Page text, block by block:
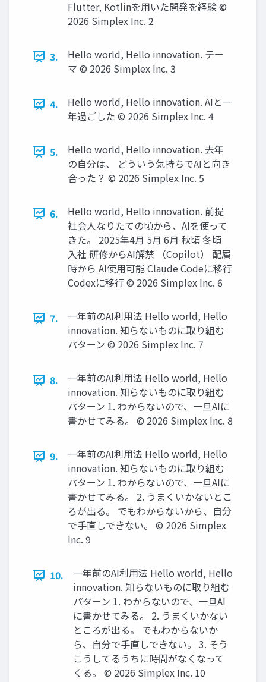
Flutter, Kotlinを用いた開発を経験 ©️
2026 Simplex Inc. 2
3.
Hello world, Hello innovation. テー
マ ©️ 2026 Simplex Inc. 3
4.
Hello world, Hello innovation. AIと一
年過ごした ©️ 2026 Simplex Inc. 4
5.
Hello world, Hello innovation. 去年
の自分は、 どういう気持ちでAIと向き
合った？ ©️ 2026 Simplex Inc. 5
6.
Hello world, Hello innovation. 前提
社会人なりたての頃から、AIを使って
きた。 2025年4月 5月 6月 秋頃 冬頃
入社 研修からAI解禁 （Copilot） 配属
時から AI使用可能 Claude Codeに移行
Codexに移行 ©️ 2026 Simplex Inc. 6
7.
一年前のAI利用法 Hello world, Hello
innovation. 知らないものに取り組む
パターン ©️ 2026 Simplex Inc. 7
8.
一年前のAI利用法 Hello world, Hello
innovation. 知らないものに取り組む
パターン 1. わからないので、一旦AIに
書かせてみる。 ©️ 2026 Simplex Inc. 8
9.
一年前のAI利用法 Hello world, Hello
innovation. 知らないものに取り組む
パターン 1. わからないので、一旦AIに
書かせてみる。 2. うまくいかないとこ
ろが出る。 でもわからないから、自分
で手直しできない。 ©️ 2026 Simplex
Inc. 9
10.
一年前のAI利用法 Hello world, Hello
innovation. 知らないものに取り組む
パターン 1. わからないので、一旦AI
に書かせてみる。 2. うまくいかない
ところが出る。 でもわからないか
ら、自分で手直しできない。 3. そう
こうしてるうちに時間がなくなって
くる。 ©️ 2026 Simplex Inc. 10